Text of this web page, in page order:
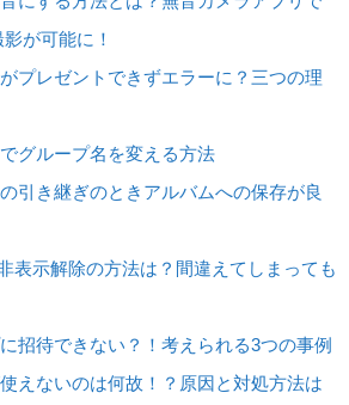
が可能に！
プレゼントできずエラーに？三つの理
グループ名を変える方法
引き継ぎのときアルバムへの保存が良
表示解除の方法は？間違えてしまっても
招待できない？！考えられる3つの事例
えないのは何故！？原因と対処方法は